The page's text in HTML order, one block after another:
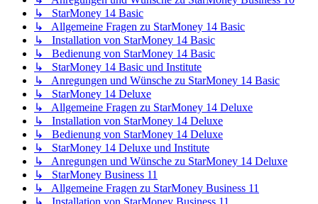
↳ StarMoney 14 Basic
↳ Allgemeine Fragen zu StarMoney 14 Basic
↳ Installation von StarMoney 14 Basic
↳ Bedienung von StarMoney 14 Basic
↳ StarMoney 14 Basic und Institute
↳ Anregungen und Wünsche zu StarMoney 14 Basic
↳ StarMoney 14 Deluxe
↳ Allgemeine Fragen zu StarMoney 14 Deluxe
↳ Installation von StarMoney 14 Deluxe
↳ Bedienung von StarMoney 14 Deluxe
↳ StarMoney 14 Deluxe und Institute
↳ Anregungen und Wünsche zu StarMoney 14 Deluxe
↳ StarMoney Business 11
↳ Allgemeine Fragen zu StarMoney Business 11